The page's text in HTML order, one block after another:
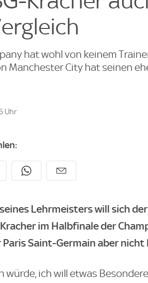
hat wohl von keinem
Manchester City hat seinen
Uhr
Lehrmeisters will sich
im Halbfinale der
Saint-Germain aber nicht
würde, ich will etwas